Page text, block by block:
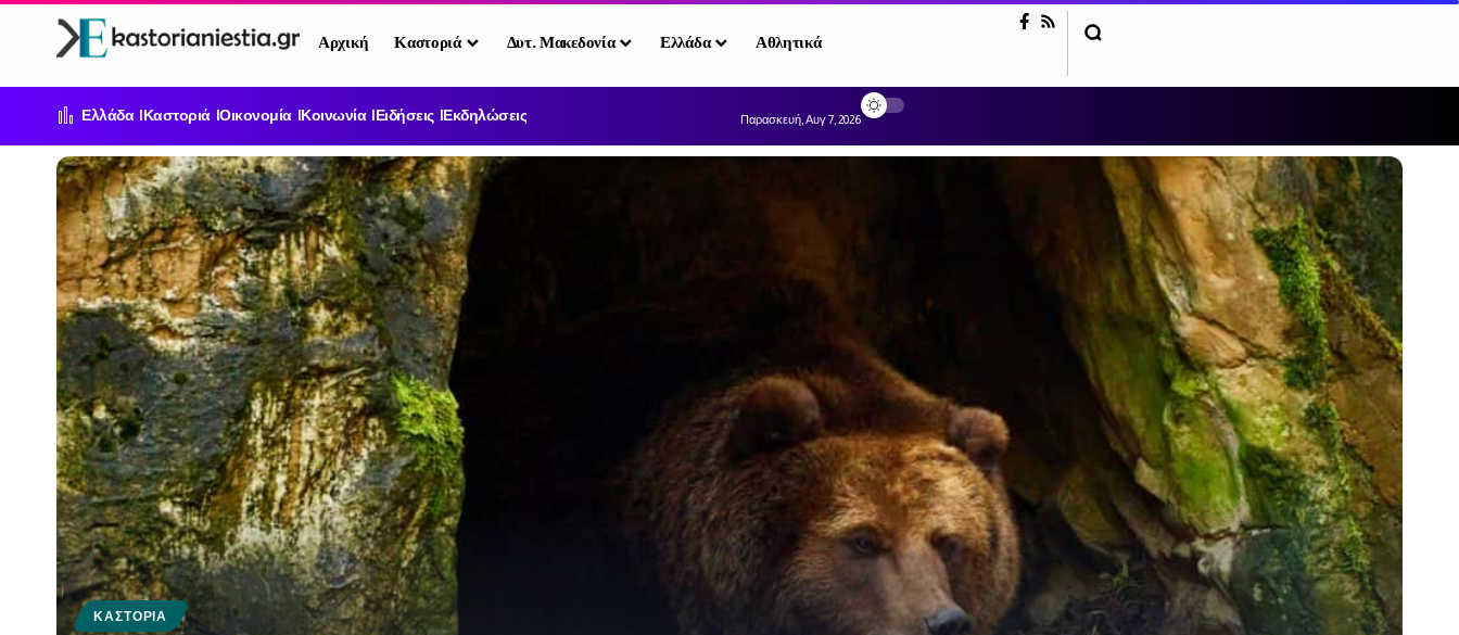
Αρχική Καστοριά Δυτ. Μακεδονία Ελλάδα Αθλητικά
Ελλάδα Καστοριά Οικονομία Κοινωνία Ειδήσεις Εκδηλώσεις Παρασκευή, Αυγ 7, 2026
ΚΑΣΤΟΡΙΆ